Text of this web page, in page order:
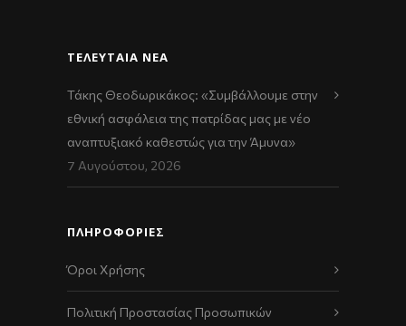
ΤΕΛΕΥΤΑΊΑ ΝΈΑ
Τάκης Θεοδωρικάκος: «Συμβάλλουμε στην
εθνική ασφάλεια της πατρίδας μας με νέο
αναπτυξιακό καθεστώς για την Άμυνα»
7 Αυγούστου, 2026
ΠΛΗΡΟΦΟΡΙΕΣ
Όροι Χρήσης
Πολιτική Προστασίας Προσωπικών